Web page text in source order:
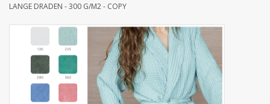
Keukenlinnen
Sokken
LANGE DRADEN - 300 G/M2 - COPY